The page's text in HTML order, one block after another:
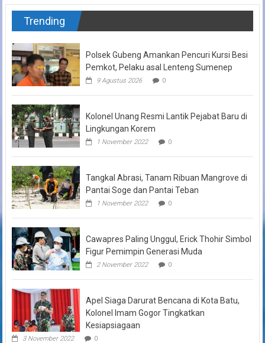
Trending
Polsek Gubeng Amankan Pencuri Kursi Besi
Pemkot, Pelaku asal Lenteng Sumenep
9 Agustus 2026 0
Kolonel Unang Resmi Lantik Pejabat Baru di
Lingkungan Korem
1 November 2022 0
Tangkal Abrasi, Tanam Ribuan Mangrove di
Pantai Soge dan Pantai Teban
1 November 2022 0
Cawapres Paling Unggul, Erick Thohir Simbol
Figur Pemimpin Generasi Muda
2 November 2022 0
Apel Siaga Darurat Bencana di Kota Batu,
Kolonel Imam Gogor Tingkatkan
Kesiapsiagaan
3 November 2022 0